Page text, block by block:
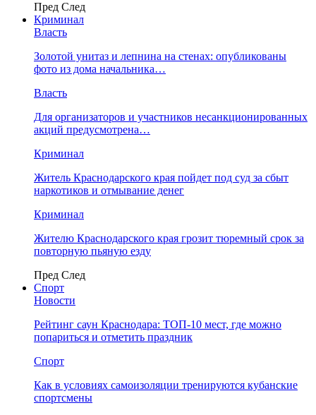
Пред След
Криминал
Власть
​Золотой унитаз и лепнина на стенах: опубликованы
фото из дома начальника…
Власть
Для организаторов и участников несанкционированных
акций предусмотрена…
Криминал
Житель Краснодарского края пойдет под суд за сбыт
наркотиков и отмывание денег
Криминал
Жителю Краснодарского края грозит тюремный срок за
повторную пьяную езду
Пред След
Спорт
Новости
Рейтинг саун Краснодара: ТОП-10 мест, где можно
попариться и отметить праздник
Спорт
Как в условиях самоизоляции тренируются кубанские
спортсмены